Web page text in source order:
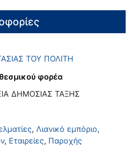
ΤΟΥ ΠΟΛΙΤΗ
φορέα
ΔΗΜΟΣΙΑΣ ΤΑΞΗΣ
, Λιανικό εμπόριο,
, Εταιρείες, Παροχής